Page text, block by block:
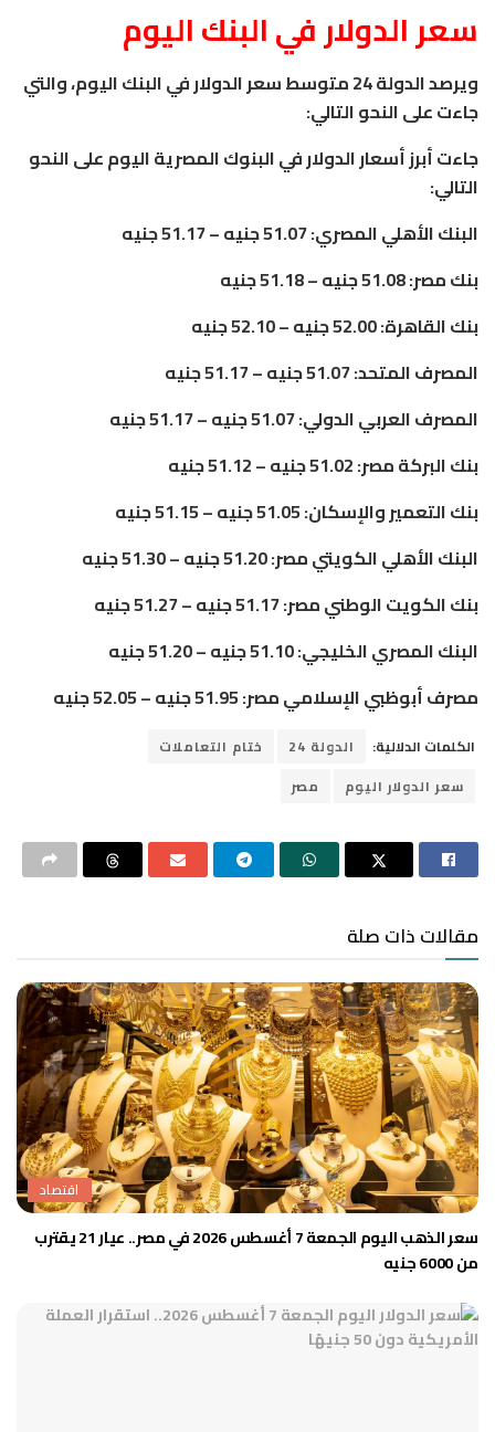
سعر الدولار في البنك اليوم
ويرصد الدولة 24 متوسط سعر الدولار في البنك اليوم، والتي
جاءت على النحو التالي:
جاءت أبرز أسعار الدولار في البنوك المصرية اليوم على النحو
التالي:
البنك الأهلي المصري: 51.07 جنيه – 51.17 جنيه
بنك مصر: 51.08 جنيه – 51.18 جنيه
بنك القاهرة: 52.00 جنيه – 52.10 جنيه
المصرف المتحد: 51.07 جنيه – 51.17 جنيه
المصرف العربي الدولي: 51.07 جنيه – 51.17 جنيه
بنك البركة مصر: 51.02 جنيه – 51.12 جنيه
بنك التعمير والإسكان: 51.05 جنيه – 51.15 جنيه
البنك الأهلي الكويتي مصر: 51.20 جنيه – 51.30 جنيه
بنك الكويت الوطني مصر: 51.17 جنيه – 51.27 جنيه
البنك المصري الخليجي: 51.10 جنيه – 51.20 جنيه
مصرف أبوظبي الإسلامي مصر: 51.95 جنيه – 52.05 جنيه
الكلمات الدلالية: الدولة 24
ختام التعاملات
سعر الدولار اليوم
مصر
مقالات ذات صلة
اقتصاد
سعر الذهب اليوم الجمعة 7 أغسطس 2026 في مصر.. عيار 21 يقترب
من 6000 جنيه